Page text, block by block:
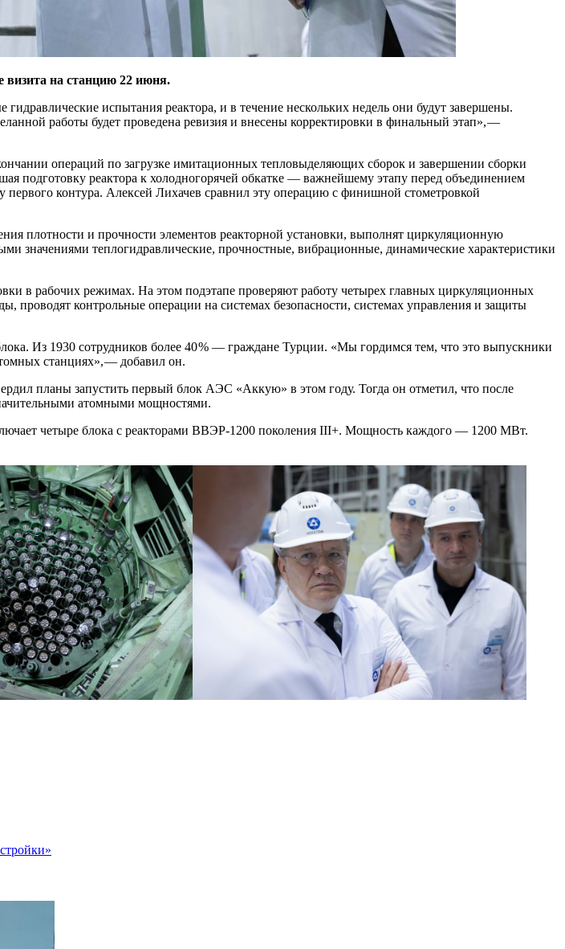
визита на станцию 22 июня.
испытания реактора, и в течение нескольких недель они будут завершены.
работы будет проведена ревизия и внесены корректировки в финальный этап», —
операций по загрузке имитационных тепловыделяющих сборок и завершении сборки
подготовку реактора к холодно­горячей обкатке — ​важнейшему этапу перед объединением
контура. Алексей Лихачев сравнил эту операцию с финишной стометровкой
плотности и прочности элементов реакторной установки, выполнят циркуляционную
значениями теплогидравлические, прочностные, вибрационные, динамические характеристики
в рабочих режимах. На этом подэтапе проверяют работу четырех главных циркуляционных
проводят контрольные операции на системах безопасности, системах управления и защиты
Из 1930 сотрудников более 40 % — ​граждане Турции. «Мы гордимся тем, что это выпускники
станциях», — ​добавил он.
планы запустить первый блок АЭС «Аккую» в этом году. Тогда он отметил, что после
атомными мощностями.
четыре блока с реакторами ВВЭР‑1200 поколения III+. Мощность каждого — ​1200 МВт.